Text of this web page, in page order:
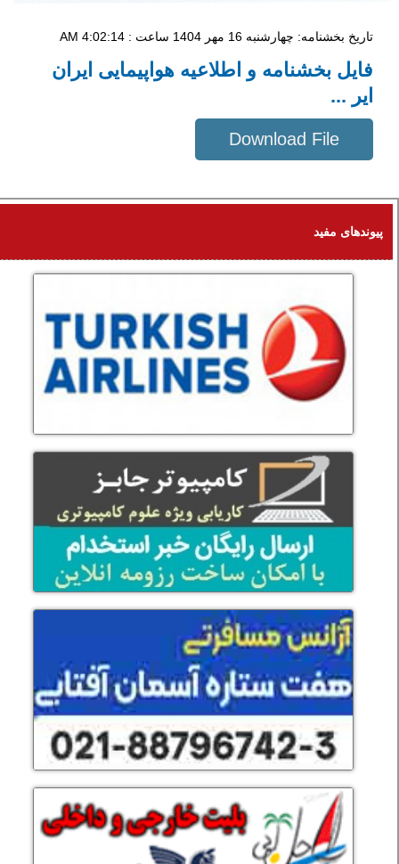
تاریخ بخشنامه: چهار‌شنبه 16 مهر 1404 ساعت : 4:02:14 AM
فایل بخشنامه و اطلاعیه هواپیمایی ایران
ایر ...
Download File
پیوندهای مفید